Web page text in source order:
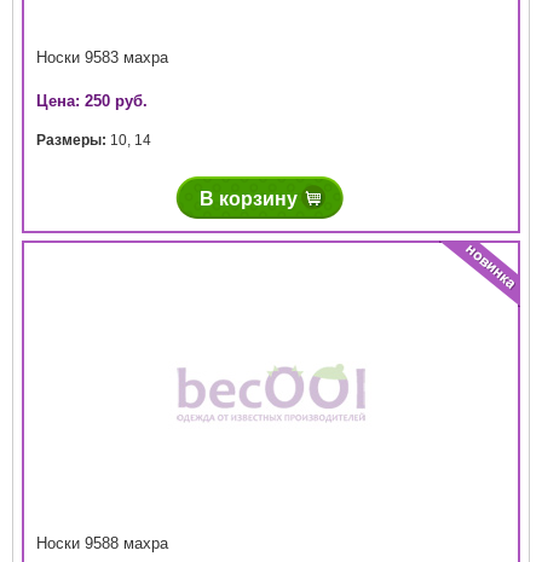
Носки 9583 махра
Цена: 250 руб.
Размеры: 10, 14
В корзину
Носки 9588 махра